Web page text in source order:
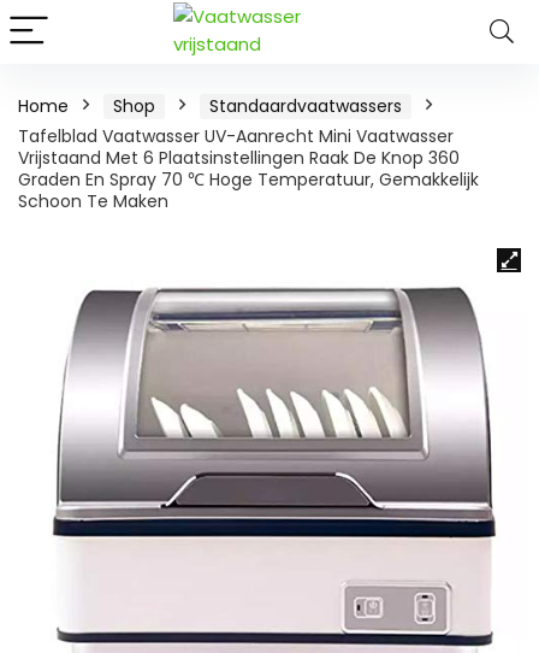
Home Shop
Standaardvaatwassers
Tafelblad Vaatwasser UV-Aanrecht Mini Vaatwasser
Vrijstaand Met 6 Plaatsinstellingen Raak De Knop 360
Graden En Spray 70 ℃ Hoge Temperatuur, Gemakkelijk
Schoon Te Maken